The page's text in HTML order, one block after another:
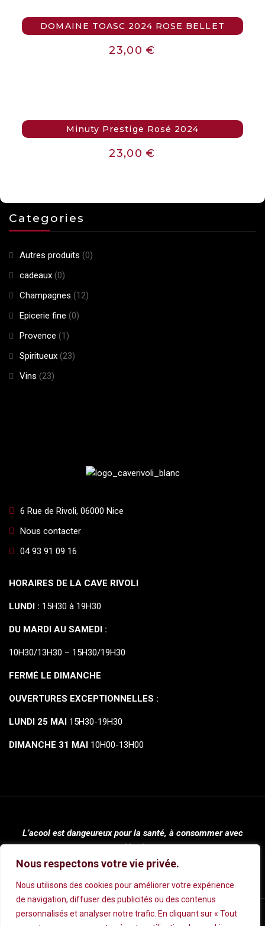
Nous respectons votre vie privée.
Nous utilisons des cookies pour améliorer votre expérience
de navigation, diffuser des publicités ou des contenus
personnalisés et analyser notre trafic. En cliquant sur « Tout
Categories
Autres produits (0)
cadeaux (0)
Champagnes (12)
Epicerie fine (0)
Provence (1)
Spiritueux (23)
Vins (23)
DOMAINE TOASC 2024 ROSE BELLET
23,00€
Minuty Prestige Rosé 2024
23,00€
6 Rue de Rivoli, 06000 Nice
Nous contacter
04 93 91 09 16
HORAIRES DE LA CAVE RIVOLI
LUNDI : 15H30 à 19H30
DU MARDI AU SAMEDI :
10H30/13H30 – 15H30/19H30
FERMÉ LE DIMANCHE
OUVERTURES EXCEPTIONNELLES :
LUNDI 25 MAI 15H30-19H30
DIMANCHE 31 MAI 10H00-13H00
L’acool est dangeureux pour la santé, à consommer avec
modération.
Mentions légales|Conditions Générales de Vente|Politique de